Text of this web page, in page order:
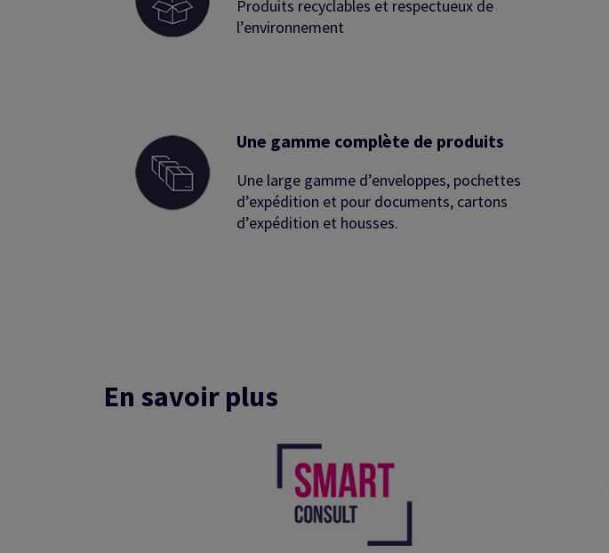
Produits recyclables et respectueux de
l’environnement
Une gamme complète de produits
Une large gamme d’enveloppes, pochettes
d’expédition et pour documents, cartons
d’expédition et housses.
En savoir plus